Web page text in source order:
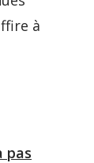
à
pas